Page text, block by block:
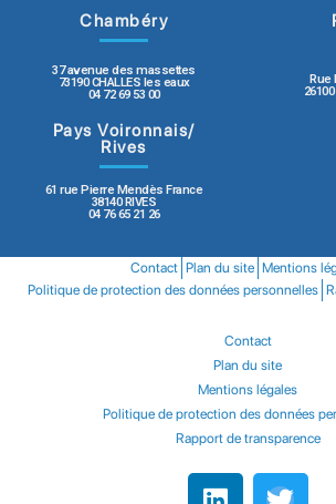
Chambéry
37 avenue des massettes
73190 CHALLES les eaux
04 72 69 53 00
Rue
Pays Voironnais/
Rives
61 rue Pierre Mendès France
38140 RIVES
04 76 65 21 26
Contact Plan du site Mentions
Politique de protection des données personnelles
Contact
Plan du site
Mentions légales
Politique de protection des données
Rapport de transparence